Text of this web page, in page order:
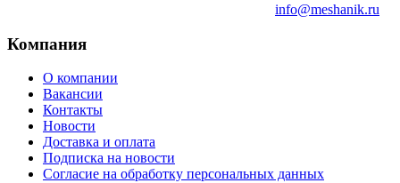
info@meshanik.ru
Компания
О компании
Вакансии
Контакты
Новости
Доставка и оплата
Подписка на новости
Согласие на обработку персональных данных